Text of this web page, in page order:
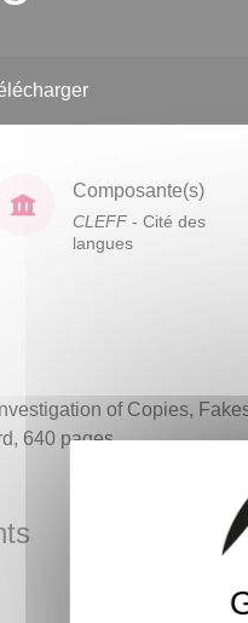
Composante(s)
CLEFF - Cité des
langues
of Copies,
640 pages.